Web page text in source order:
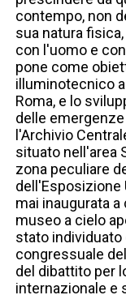
contempo, non
sua natura
con l'uomo e
pone come
illuminotecnico
Roma, e lo
delle
l'Archivio
situato nell'area
zona peculiare
dell'Esposizione
mai inaugurata a
museo a cielo
stato
congressuale
del dibattito per
internazionale e